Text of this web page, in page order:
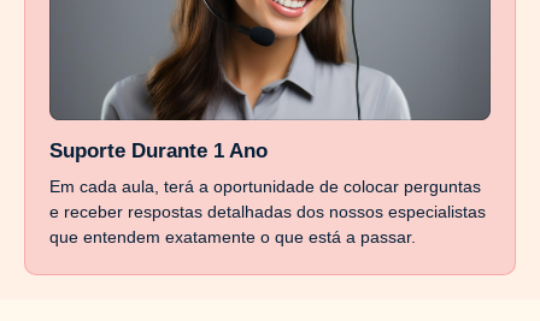
Suporte Durante 1 Ano
Em cada aula, terá a oportunidade de colocar perguntas
e receber respostas detalhadas dos nossos especialistas
que entendem exatamente o que está a passar.